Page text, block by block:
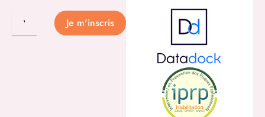
Je m'inscris